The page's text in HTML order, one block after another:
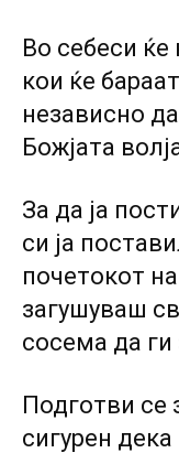
Во себеси
кои ќе
независно
Божјата
За да ја
си ја
почетокот
загушуваш
сосема да
Подготви се
сигурен